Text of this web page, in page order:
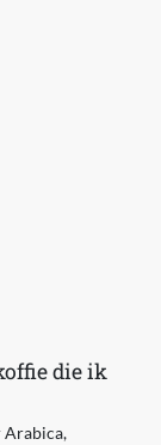
die ik
Arabica,